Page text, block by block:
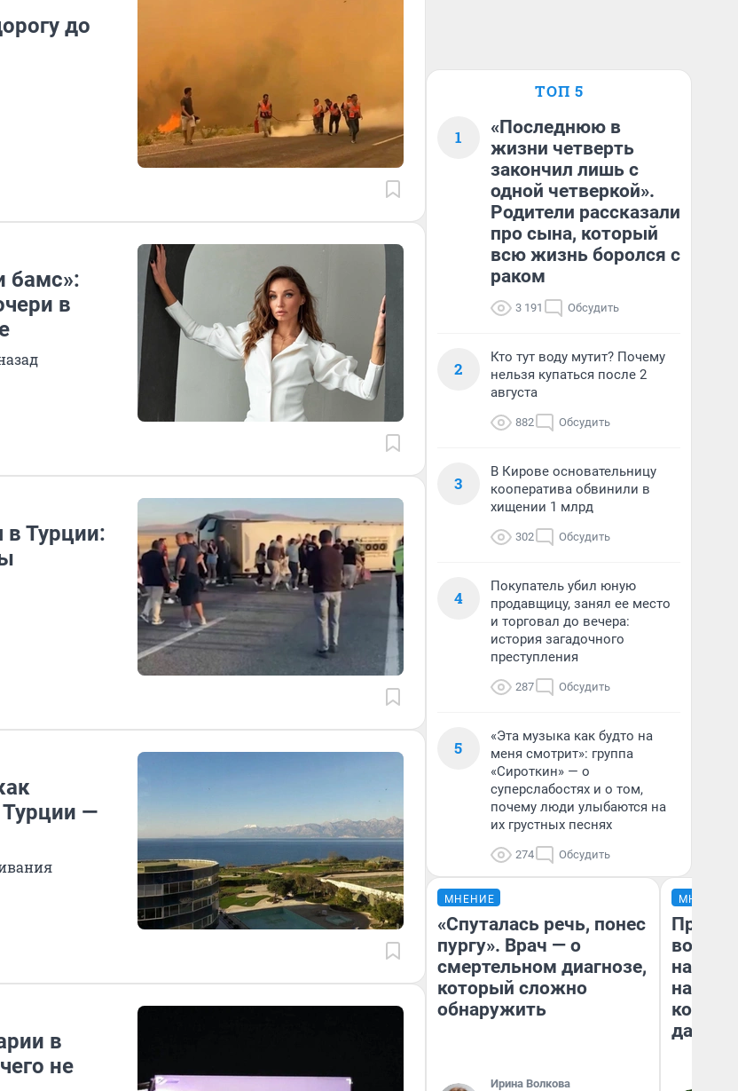
до
бамс»:
в
в Турции:
—
в
не
ТОП 5
1
«Последнюю в
жизни четверть
закончил лишь с
одной четверкой».
Родители рассказали
про сына, который
всю жизнь боролся с
раком
3 191 Обсудить
2
Кто тут воду мутит? Почему
нельзя купаться после 2
августа
882 Обсудить
3
В Кирове основательницу
кооператива обвинили в
хищении 1 млрд
302 Обсудить
4
Покупатель убил юную
продавщицу, занял ее место
и торговал до вечера:
история загадочного
преступления
287 Обсудить
5
«Эта музыка как будто на
меня смотрит»: группа
«Сироткин» — о
суперслабостях и о том,
почему люди улыбаются на
их грустных песнях
274 Обсудить
МНЕНИЕ
«Спуталась речь, понес
пургу». Врач — о
смертельном диагнозе,
который сложно
обнаружить
Ирина Волкова
МНЕНИЕ
нам
даже